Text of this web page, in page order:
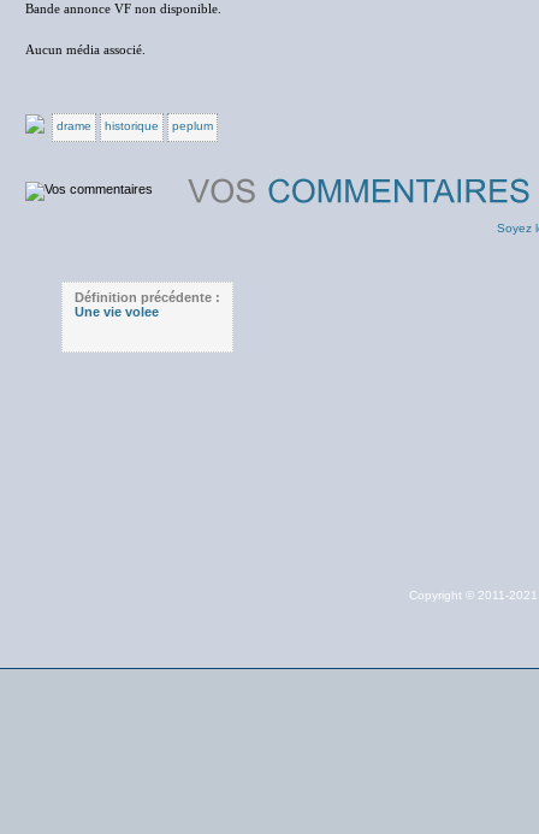
Bande annonce VF non disponible.
Aucun média associé.
drame historique peplum
Soyez
Définition précédente :
Une vie volee
Copyright © 2011-